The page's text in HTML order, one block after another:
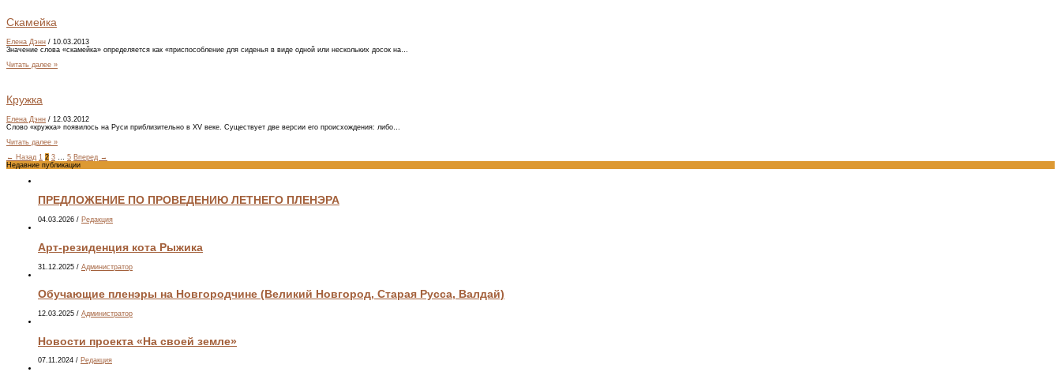
Скамейка
Елена Дэнн / 10.03.2013
Значение слова «скамейка» определяется как «приспособление для сиденья в виде одной или нескольких досок на…
Читать далее »
Кружка
Елена Дэнн / 12.03.2012
Слово «кружка» появилось на Руси приблизительно в XV веке. Существует две версии его происхождения: либо…
Читать далее »
← Назад 1 2 3 … 5 Вперед →
Недавние публикации
ПРЕДЛОЖЕНИЕ ПО ПРОВЕДЕНИЮ ЛЕТНЕГО ПЛЕНЭРА
04.03.2026 / Редакция
Арт-резиденция кота Рыжика
31.12.2025 / Администратор
Обучающие пленэры на Новгородчине (Великий Новгород, Старая Русса, Валдай)
12.03.2025 / Администратор
Новости проекта «На своей земле»
07.11.2024 / Редакция